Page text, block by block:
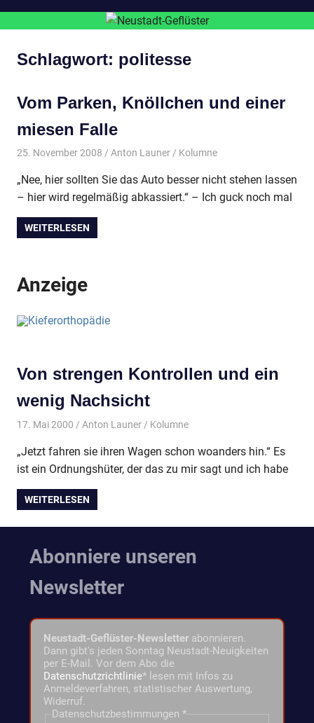
Schlagwort: politesse
Vom Parken, Knöllchen und einer
miesen Falle
25. November 2008 Anton Launer Kolumne
„Nee, hier sollten Sie das Auto besser nicht stehen lassen
– hier wird regelmäßig abkassiert.“ – Ich guck noch mal
WEITERLESEN
Anzeige
Von strengen Kontrollen und ein
wenig Nachsicht
17. Mai 2000 Anton Launer Kolumne
„Jetzt fahren sie ihren Wagen schon woanders hin.“ Es
ist ein Ordnungshüter, der das zu mir sagt und ich habe
WEITERLESEN
Abonniere unseren
Newsletter
Neustadt-Geflüster-Newsletter abonnieren.
Dann gibt's jeden Sonntag Neustadt-Neuigkeiten
per E-Mail. Vor dem Abo die
Datenschutzrichtlinie* lesen mit Infos zu
Anmeldeverfahren, statistischer Auswertung,
Widerruf.
Datenschutzbestimmungen *